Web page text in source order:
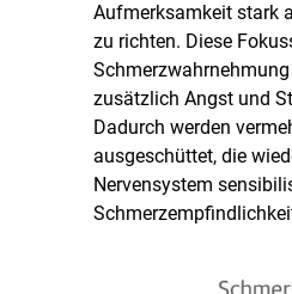
Aufmerksamkeit stark
zu richten. Diese
zusätzlich Angst und
Dadurch werden
ausgeschüttet, die
Nervensystem